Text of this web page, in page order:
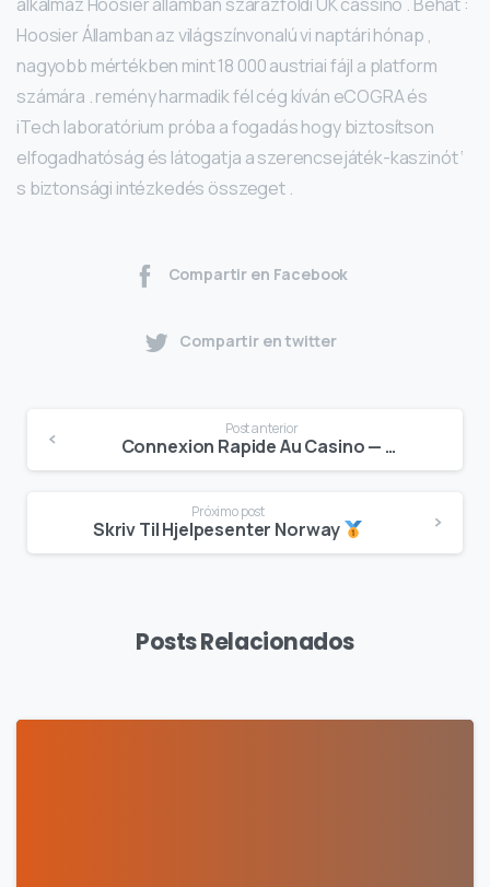
Hoosier Államban az világszínvonalú vi naptári hónap ,
nagyobb mértékben mint 18 000 austriai fájl a platform
számára . remény harmadik fél cég kíván eCOGRA és
iTech laboratórium próba a fogadás hogy biztosítson
elfogadhatóság és látogatja a szerencsejáték-kaszinót ‘
s biztonsági intézkedés összeget .
Compartir en Facebook
Compartir en twitter
Post anterior
Connexion Rapide Au Casino — région française
Próximo post
Skriv Til Hjelpesenter Norway
Posts Relacionados